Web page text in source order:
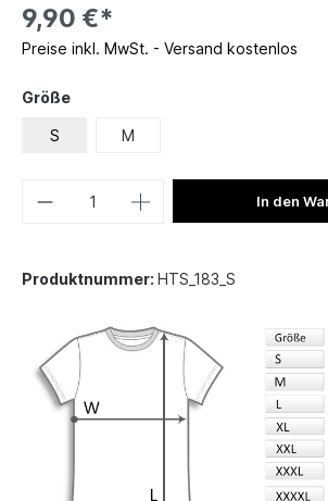
9,90 €*
Preise inkl. MwSt. - Versand kostenlos
Größe
S M
In den
Produktnummer: HTS_183_S